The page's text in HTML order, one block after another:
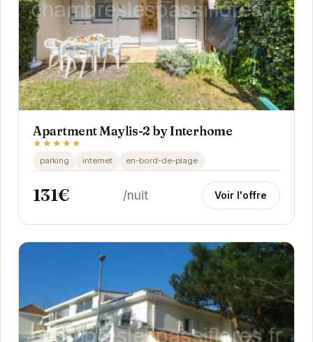
Apartment Maylis-2 by Interhome
★★★★★
parking internet en-bord-de-plage
131€ /nuit Voir l'offre